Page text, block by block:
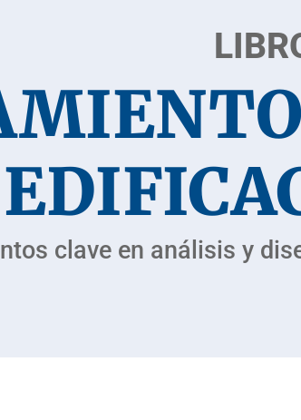
clave en análisis y